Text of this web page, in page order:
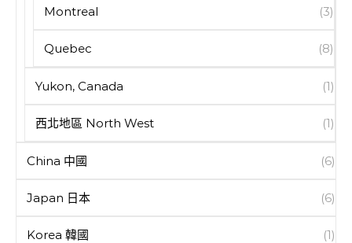
Montreal (3)
Quebec (8)
Yukon, Canada (1)
西北地區 North West (1)
China 中國 (6)
Japan 日本 (6)
Korea 韓國 (1)